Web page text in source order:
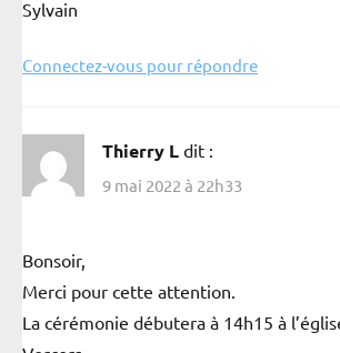
Sylvain
Connectez-vous pour répondre
Thierry L dit :
9 mai 2022 à 22h33
Bonsoir,
Merci pour cette attention.
La cérémonie débutera à 14h15 à